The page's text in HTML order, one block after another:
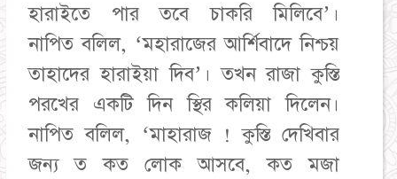
হারাইতে পার তবে চাকরি মিলিবে’।
নাপিত বলিল, ‘মহারাজের আর্শিবাদে নিশ্চয়
তাহাদের হারাইয়া দিব’। তখন রাজা কুস্তি
পরখের একটি দিন স্থির কলিয়া দিলেন।
নাপিত বলিল, ‘মাহারাজ ! কুস্তি দেখিবার
জন্য ত কত লোক আসবে, কত মজা